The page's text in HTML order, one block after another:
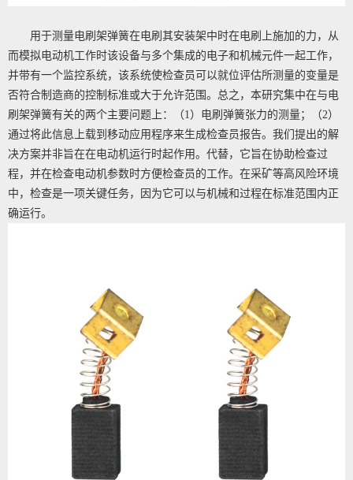
用于测量电刷架弹簧在电刷其安装架中时在电刷上施加的力，从
而模拟电动机工作时该设备与多个集成的电子和机械元件一起工作，
并带有一个监控系统，该系统使检查员可以就位评估所测量的变量是
否符合制造商的控制标准或大于允许范围。总之，本研究集中在与电
刷架弹簧有关的两个主要问题上：（1）电刷弹簧张力的测量；（2）
通过将此信息上载到移动应用程序来生成检查员报告。我们提出的解
决方案并非旨在在电动机运行时起作用。代替，它旨在协助检查过
程，并在检查电动机参数时方便检查员的工作。在采矿等高风险环境
中，检查是一项关键任务，因为它可以与机械和过程在标准范围内正
确运行。